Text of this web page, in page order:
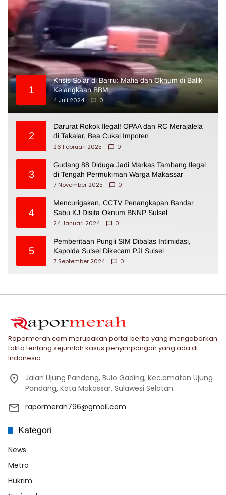
1
Krisis Solar di Barru: Mafia dan Oknum di Balik
Kelangkaan BBM
4 Juli 2024
0
2
Darurat Rokok Ilegal! OPAA dan RC Merajalela
di Takalar, Bea Cukai Impoten
26 Februari 2025
0
3
Gudang 88 Diduga Jadi Markas Tambang Ilegal
di Tengah Permukiman Warga Makassar
7 November 2025
0
4
Mencurigakan, CCTV Penangkapan Bandar
Sabu KJ Disita Oknum BNNP Sulsel
24 Januari 2024
0
5
Pemberitaan Pungli SIM Dibalas Intimidasi,
Kapolda Sulsel Dikecam PJI Sulsel
7 September 2024
0
Rapormerah.com merupakan portal berita yang mengabarkan
fakta tentang sejumlah kasus penyimpangan yang ada di
Indonesia
Jalan Ujung Pandang, Bulo Gading, Kec.amatan Ujung
Pandang, Kota Makassar, Sulawesi Selatan
rapormerah796@gmail.com
Kategori
News
Metro
Hukrim